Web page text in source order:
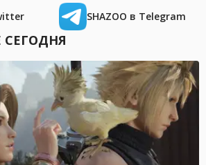
SHAZOO в Telegram